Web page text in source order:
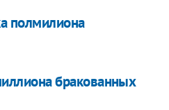
полмилиона
бракованных